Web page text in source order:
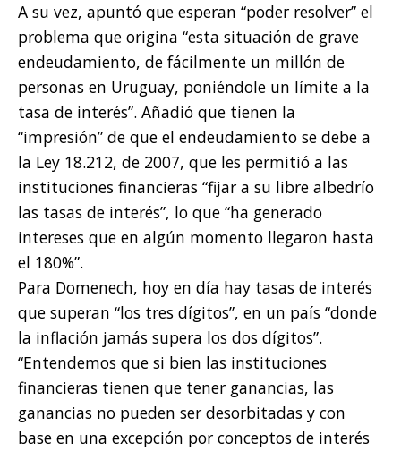
A su vez, apuntó que esperan “poder resolver” el
problema que origina “esta situación de grave
endeudamiento, de fácilmente un millón de
personas en Uruguay, poniéndole un límite a la
tasa de interés”. Añadió que tienen la
“impresión” de que el endeudamiento se debe a
la Ley 18.212, de 2007, que les permitió a las
instituciones financieras “fijar a su libre albedrío
las tasas de interés”, lo que “ha generado
intereses que en algún momento llegaron hasta
el 180%”.
Para Domenech, hoy en día hay tasas de interés
que superan “los tres dígitos”, en un país “donde
la inflación jamás supera los dos dígitos”.
“Entendemos que si bien las instituciones
financieras tienen que tener ganancias, las
ganancias no pueden ser desorbitadas y con
base en una excepción por conceptos de interés